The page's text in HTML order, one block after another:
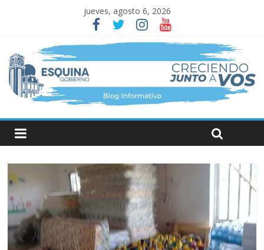
jueves, agosto 6, 2026